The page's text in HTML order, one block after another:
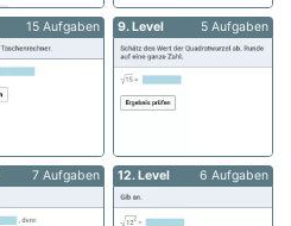
15 Aufgaben 9. Level 5 Aufgaben
7 Aufgaben 12. Level 6 Aufgaben